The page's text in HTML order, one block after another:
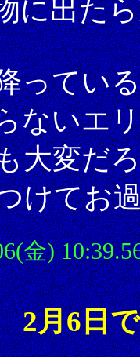
に出た
ってい
ないエ
大変だ
けてお
金)
月6日